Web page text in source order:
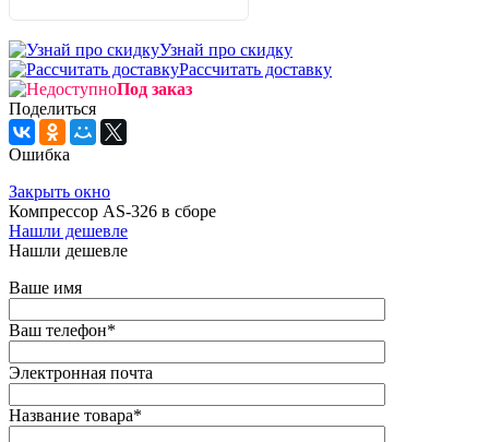
Узнай про скидку
Рассчитать доставку
Под заказ
Поделиться
Ошибка
Закрыть окно
Компрессор AS-326 в сборе
Нашли дешевле
Нашли дешевле
Ваше имя
Ваш телефон*
Электронная почта
Название товара*